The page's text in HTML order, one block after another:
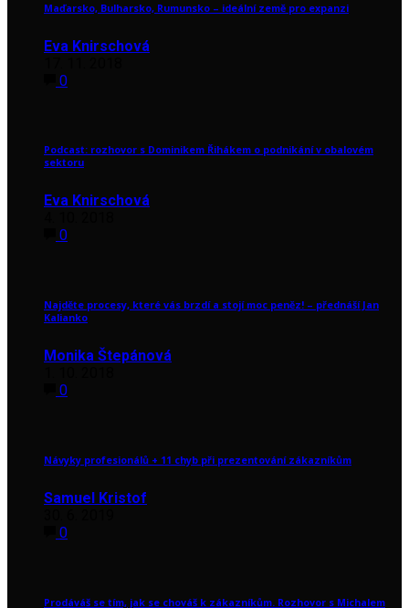
Maďarsko, Bulharsko, Rumunsko – ideální země pro expanzi
Eva Knirschová
0
Podcast: rozhovor s Dominikem Řihákem o podnikání v obalovém
sektoru
Eva Knirschová
0
Najděte procesy, které vás brzdí a stojí moc peněz! – přednáší Jan
Kalianko
Monika Štepánová
0
Návyky profesionálů + 11 chyb při prezentování zákazníkům
Samuel Kristof
0
Prodáváš se tím, jak se chováš k zákazníkům. Rozhovor s Michalem